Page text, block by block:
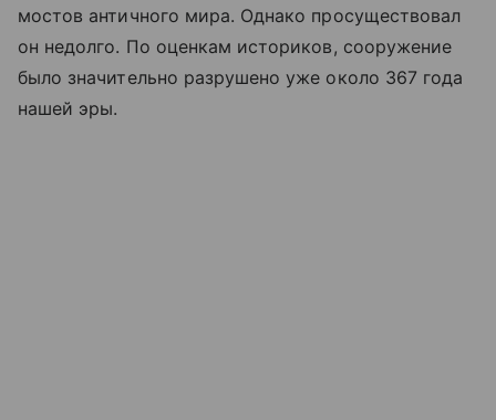
мостов античного мира. Однако просуществовал
он недолго. По оценкам историков, сооружение
было значительно разрушено уже около 367 года
нашей эры.